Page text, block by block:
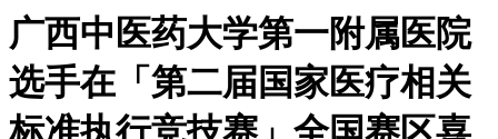
广西中医药大学第一附属医院
选手在「第二届国家医疗相关